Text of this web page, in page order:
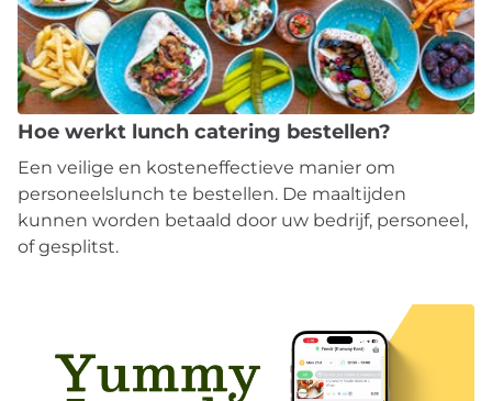
Hoe werkt lunch catering bestellen?
Een veilige en kosteneffectieve manier om
personeelslunch te bestellen. De maaltijden
kunnen worden betaald door uw bedrijf, personeel,
of gesplitst.